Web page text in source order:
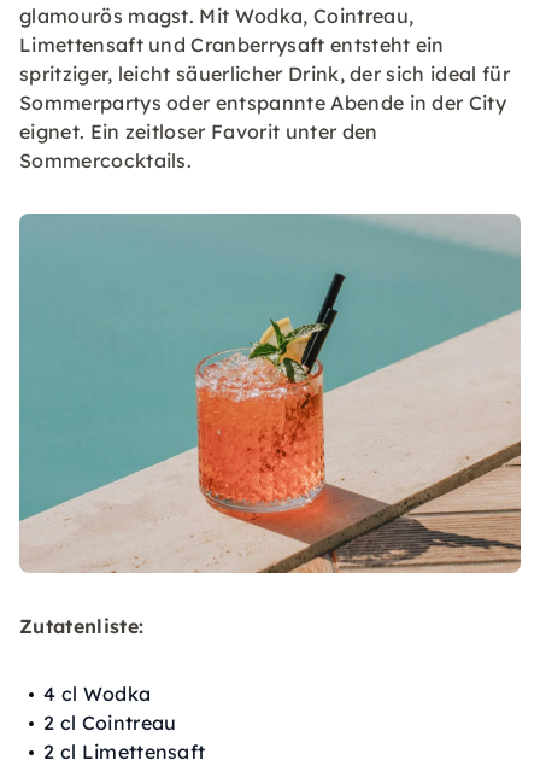
glamourös magst. Mit Wodka, Cointreau,
Limettensaft und Cranberrysaft entsteht ein
spritziger, leicht säuerlicher Drink, der sich ideal für
Sommerpartys oder entspannte Abende in der City
eignet. Ein zeitloser Favorit unter den
Sommercocktails.
Zutatenliste:
4 cl Wodka
2 cl Cointreau
2 cl Limettensaft